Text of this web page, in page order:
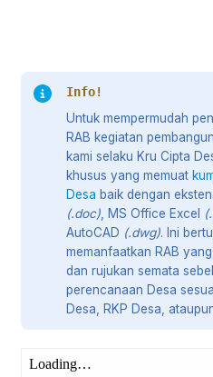
Info!
Untuk mempermudah
RAB kegiatan
kami selaku Kru Cipta
khusus yang memuat
Desa baik dengan
(.doc) , MS Office Excel
AutoCAD (.dwg). Ini
memanfaatkan RAB
dan rujukan semata
perencanaan Desa
Desa, RKP Desa,